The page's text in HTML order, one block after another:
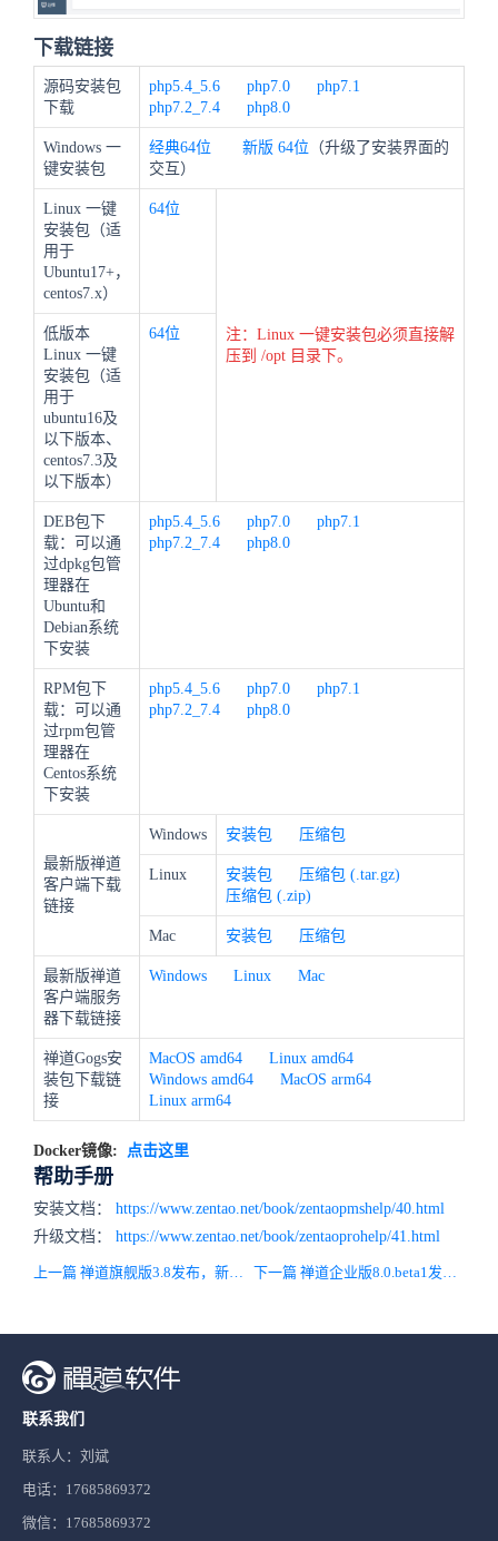
下载链接
源码安装包
下载
php5.4_5.6 php7.0
php7.1
php7.2_7.4
php8.0
Windows 一
键安装包
经典64位 新版 64位 （升级了安装界面的
交互）
Linux 一键
安装包（适
用于
Ubuntu17+，
centos7.x）
64位
注：Linux 一键安装包必须直接解
压到 /opt 目录下。
低版本
Linux 一键
安装包（适
用于
ubuntu16及
以下版本、
centos7.3及
以下版本）
64位
DEB包下
载：可以通
过dpkg包管
理器在
Ubuntu和
Debian系统
下安装
php5.4_5.6 php7.0
php7.1
php7.2_7.4
php8.0
RPM包下
载：可以通
过rpm包管
理器在
Centos系统
下安装
php5.4_5.6 php7.0
php7.1
php7.2_7.4
php8.0
最新版禅道
客户端下载
链接
Windows 安装包 压缩包
Linux 安装包
压缩包 (.tar.gz)
压缩包 (.zip)
Mac 安装包 压缩包
最新版禅道
客户端服务
器下载链接
Windows Linux Mac
禅道Gogs安
装包下载链
接
MacOS amd64
Linux amd64
Windows amd64
MacOS arm64
Linux arm64
Docker镜像: 点击这里
帮助手册
安装文档： https://www.zentao.net/book/zentaopmshelp/40.html
升级文档： https://www.zentao.net/book/zentaoprohelp/41.html
上一篇 禅道旗舰版3.8发布，新增能力雷达图动态演变，优化激活多人任务交互 下一篇 禅道企业版8.0.beta1发布，经典模式全新升级！支持创建项目型项目！
联系我们
联系人：刘斌
电话：17685869372
微信：17685869372